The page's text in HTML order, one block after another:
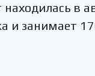
в
и занимает